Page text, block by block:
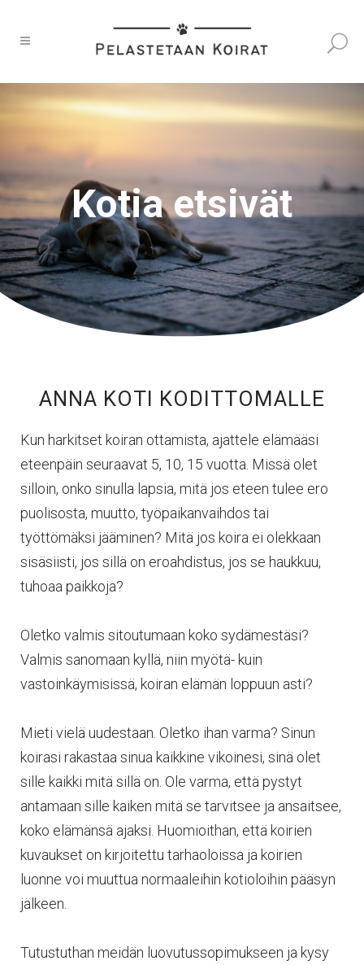
Kotia etsivät
ANNA KOTI KODITTOMALLE
Kun harkitset koiran ottamista, ajattele elämääsi
eteenpäin seuraavat 5, 10, 15 vuotta. Missä olet
silloin, onko sinulla lapsia, mitä jos eteen tulee ero
puolisosta, muutto, työpaikanvaihdos tai
työttömäksi jääminen? Mitä jos koira ei olekkaan
sisäsiisti, jos sillä on eroahdistus, jos se haukkuu,
tuhoaa paikkoja?
Oletko valmis sitoutumaan koko sydämestäsi?
Valmis sanomaan kyllä, niin myötä- kuin
vastoinkäymisissä, koiran elämän loppuun asti?
Mieti vielä uudestaan. Oletko ihan varma? Sinun
koirasi rakastaa sinua kaikkine vikoinesi, sinä olet
sille kaikki mitä sillä on. Ole varma, että pystyt
antamaan sille kaiken mitä se tarvitsee ja ansaitsee,
koko elämänsä ajaksi. Huomioithan, että koirien
kuvaukset on kirjoitettu tarhaoloissa ja koirien
luonne voi muuttua normaaleihin kotioloihin pääsyn
jälkeen.
Tutustuthan meidän luovutussopimukseen ja kysy